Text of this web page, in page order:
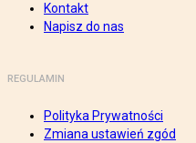
Kontakt
Napisz do nas
REGULAMIN
Polityka Prywatności
Zmiana ustawień zgód